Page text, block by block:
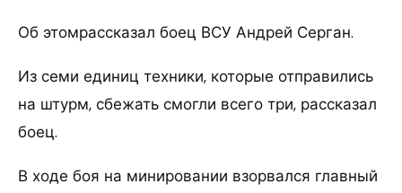
Об этомрассказал боец ВСУ Андрей Серган.
Из семи единиц техники, которые отправились
на штурм, сбежать смогли всего три, рассказал
боец.
В ходе боя на минировании взорвался главный